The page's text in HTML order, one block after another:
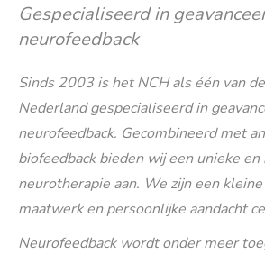
Gespecialiseerd in
neurofeedback
Sinds 2003 is het NCH als één van
Nederland gespecialiseerd in
neurofeedback. Gecombineerd met
biofeedback bieden wij een unieke en
neurotherapie aan. We zijn een
maatwerk en persoonlijke aandacht
Neurofeedback wordt onder meer